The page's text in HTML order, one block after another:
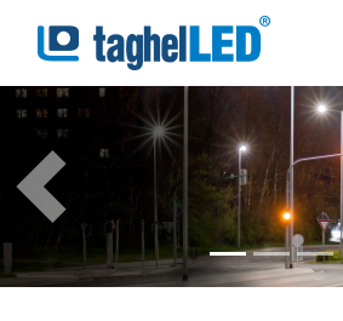
Previous